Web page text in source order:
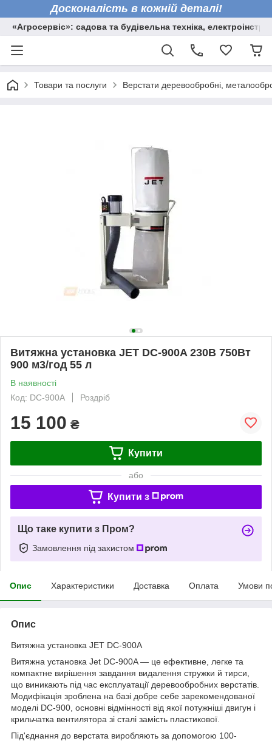
Досконалість в кожній деталі!
«Агросервіс»: садова та будівельна техніка,
Товари та послуги Верстати деревообробні,
Витяжна установка JET DC-900A 230В 750Вт
900 м3/год 55 л
В наявності
Код: DC-900A
Роздріб
15 100 ₴
Купити
або
Купити з
Що таке купити з Пром?
Замовлення під захистом
Опис Характеристики Доставка Оплата Умови
Опис
Витяжна установка JET DC-900A
Витяжна установка Jet DC-900A — це ефективне, легке та
компактне вирішення завдання видалення стружки й тирси,
що виникають під час експлуатації деревообробних верстатів.
Модифікація зроблена на базі добре себе зарекомендованої
моделі DC-900, основні відмінності від якої потужніші двигун і
крильчатка вентилятора зі сталі замість пластикової.
Під'єднання до верстата виробляють за допомогою 100-